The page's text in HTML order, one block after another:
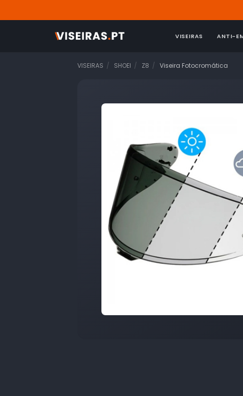
VISEIRAS ANTI-
VISEIRAS SHOEI Z8 Viseira Fotocromática